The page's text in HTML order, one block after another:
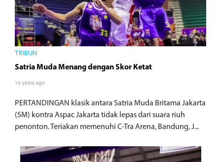
TRIBUN
Satria Muda Menang dengan Skor Ketat
10 years ago
PERTANDINGAN klasik antara Satria Muda Britama Jakarta
(SM) kontra Aspac Jakarta tidak lepas dari suara riuh
penonton. Teriakan memenuhi C-Tra Arena, Bandung, J...